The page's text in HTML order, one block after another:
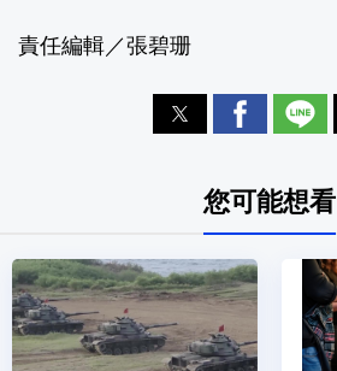
責任編輯／張碧珊
您可能想看